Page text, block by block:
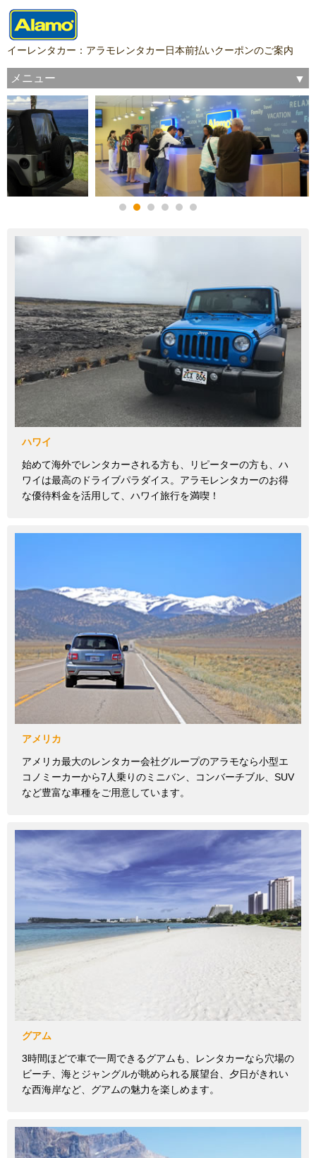
イーレンタカー：アラモレンタカー日本前払いクーポンのご案内
メニュー
ハワイ
始めて海外でレンタカーされる方も、リピーターの方も、ハ
ワイは最高のドライブパラダイス。アラモレンタカーのお得
な優待料金を活用して、ハワイ旅行を満喫！
アメリカ
アメリカ最大のレンタカー会社グループのアラモなら小型エ
コノミーカーから7人乗りのミニバン、コンバーチブル、SUV
など豊富な車種をご用意しています。
グアム
3時間ほどで車で一周できるグアムも、レンタカーなら穴場の
ビーチ、海とジャングルが眺められる展望台、夕日がきれい
な西海岸など、グアムの魅力を楽しめます。